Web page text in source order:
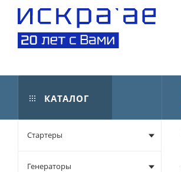
КАТАЛОГ
Стартеры
Генераторы